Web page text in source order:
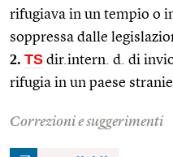
rifugiava in un tempio o
soppressa dalle
2. TS dir.intern. d. di
rifugia in un paese
Correzioni e suggerimenti